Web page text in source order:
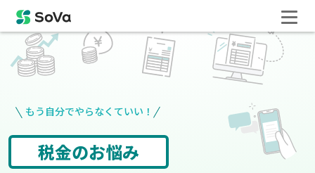
もう自分でやらなくていい！
役所手続き 給与計算